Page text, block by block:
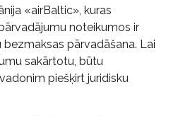
«airBaltic», kuras
noteikumos ir
pārvadāšana. Lai
sakārtotu, būtu
piešķirt juridisku